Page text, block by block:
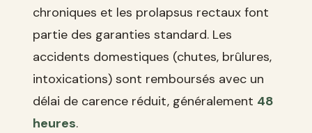
chroniques et les prolapsus rectaux font
partie des garanties standard. Les
accidents domestiques (chutes, brûlures,
intoxications) sont remboursés avec un
délai de carence réduit, généralement 48
heures.